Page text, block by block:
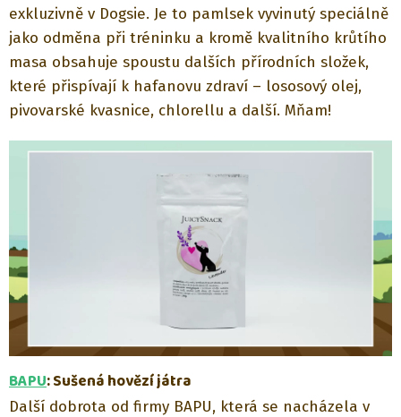
exkluzivně v Dogsie. Je to pamlsek vyvinutý speciálně
jako odměna při tréninku a kromě kvalitního krůtího
masa obsahuje spoustu dalších přírodních složek,
které přispívají k hafanovu zdraví – lososový olej,
pivovarské kvasnice, chlorellu a další. Mňam!
BAPU: Sušená hovězí játra
Další dobrota od firmy BAPU, která se nacházela v